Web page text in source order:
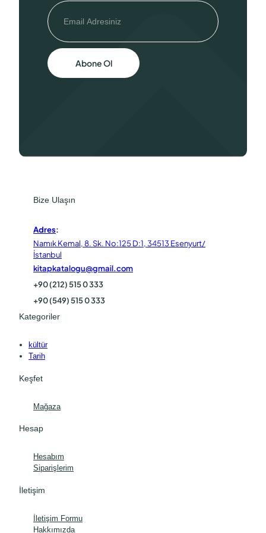
Abone Ol
Bize Ulaşın
Adres:
Namık Kemal, 8. Sk. No:125 D:1, 34513 Esenyurt/
İstanbul
kitapkatalogu@gmail.com
+90 (212) 515 0 333
+90 (549) 515 0 333
Kategoriler
kültür
Tarih
Keşfet
Mağaza
Hesap
Hesabım
Siparişlerim
İletişim
İletişim Formu
Hakkımızda